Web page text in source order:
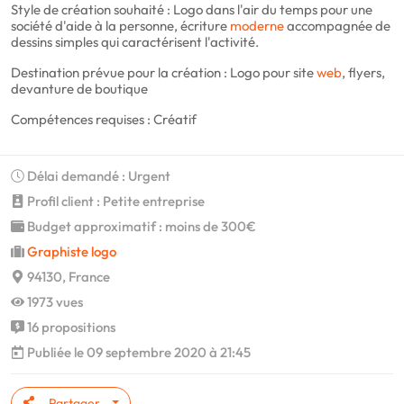
Style de création souhaité : Logo dans l'air du temps pour une
société d'aide à la personne, écriture moderneaccompagnée de
dessins simples qui caractérisent l'activité.
Destination prévue pour la création : Logo pour siteweb, flyers,
devanture de boutique
Compétences requises : Créatif
Délai demandé : Urgent
Profil client : Petite entreprise
Budget approximatif : moins de 300€
Graphiste logo
94130, France
1973 vues
16 propositions
Publiée le 09 septembre 2020 à 21:45